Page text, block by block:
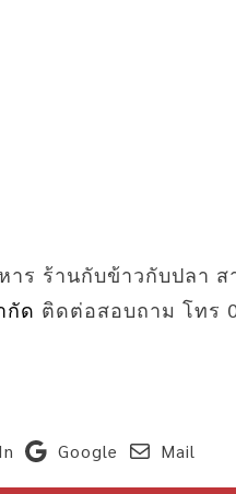
ร ร้านกับข้าวกับปลา ส
กัด ติดต่อสอบถาม โทร
Google Mail